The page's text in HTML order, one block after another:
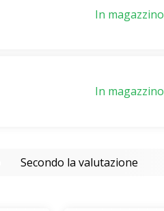
In magazzino
In magazzino
Secondo la valutazione